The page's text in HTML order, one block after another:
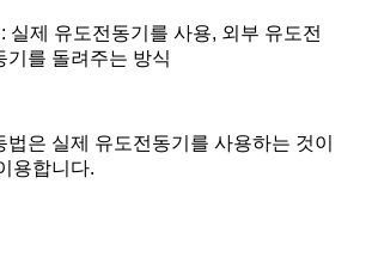
실제 유도전동기를 사용, 외부 유도전
기를 돌려주는 방식
법은 실제 유도전동기를 사용하는 것이
용합니다.